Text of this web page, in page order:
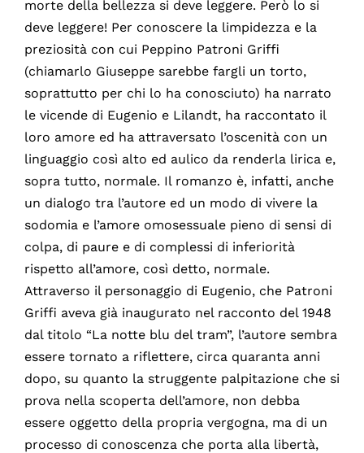
morte della bellezza si deve leggere. Però lo si
deve leggere! Per conoscere la limpidezza e la
preziosità con cui Peppino Patroni Griffi
(chiamarlo Giuseppe sarebbe fargli un torto,
soprattutto per chi lo ha conosciuto) ha narrato
le vicende di Eugenio e Lilandt, ha raccontato il
loro amore ed ha attraversato l’oscenità con un
linguaggio così alto ed aulico da renderla lirica e,
sopra tutto, normale. Il romanzo è, infatti, anche
un dialogo tra l’autore ed un modo di vivere la
sodomia e l’amore omosessuale pieno di sensi di
colpa, di paure e di complessi di inferiorità
rispetto all’amore, così detto, normale.
Attraverso il personaggio di Eugenio, che Patroni
Griffi aveva già inaugurato nel racconto del 1948
dal titolo “La notte blu del tram”, l’autore sembra
essere tornato a riflettere, circa quaranta anni
dopo, su quanto la struggente palpitazione che si
prova nella scoperta dell’amore, non debba
essere oggetto della propria vergogna, ma di un
processo di conoscenza che porta alla libertà,